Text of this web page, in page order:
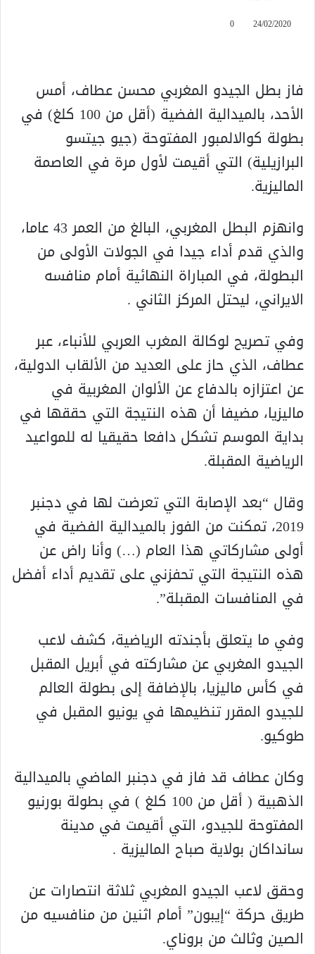
24/02/2020
0
فاز بطل الجيدو المغربي محسن عطاف، أمس
الأحد، بالميدالية الفضية (أقل من 100 كلغ) في
بطولة كوالالمبور المفتوحة (جيو جيتسو
البرازيلية) التي أقيمت لأول مرة في العاصمة
الماليزية.
وانهزم البطل المغربي، البالغ من العمر 43 عاما،
والذي قدم أداء جيدا في الجولات الأولى من
البطولة، في المباراة النهائية أمام منافسه
الايراني، ليحتل المركز الثاني .
وفي تصريح لوكالة المغرب العربي للأنباء، عبر
عطاف، الذي حاز على العديد من الألقاب الدولية،
عن اعتزازه بالدفاع عن الألوان المغربية في
ماليزيا، مضيفا أن هذه النتيجة التي حققها في
بداية الموسم تشكل دافعا حقيقيا له للمواعيد
الرياضية المقبلة.
وقال “بعد الإصابة التي تعرضت لها في دجنبر
2019، تمكنت من الفوز بالميدالية الفضية في
أولى مشاركاتي هذا العام (…) وأنا راض عن
هذه النتيجة التي تحفزني على تقديم أداء أفضل
في المنافسات المقبلة”.
وفي ما يتعلق بأجندته الرياضية، كشف لاعب
الجيدو المغربي عن مشاركته في أبريل المقبل
في كأس ماليزيا، بالإضافة إلى بطولة العالم
للجيدو المقرر تنظيمها في يونيو المقبل في
طوكيو.
وكان عطاف قد فاز في دجنبر الماضي بالميدالية
الذهبية ( أقل من 100 كلغ ) في بطولة بورنيو
المفتوحة للجيدو، التي أقيمت في مدينة
سانداكان بولاية صباح الماليزية .
وحقق لاعب الجيدو المغربي ثلاثة انتصارات عن
طريق حركة “إيبون” أمام اثنين من منافسيه من
الصين وثالث من بروناي.